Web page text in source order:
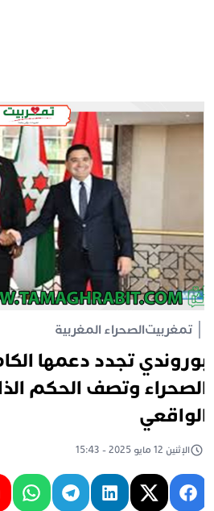
تمغربيتالصحراء المغربية
تجدد دعمها
وتصف الحكم
الإثنين 12 مايو 2025 - 15:43